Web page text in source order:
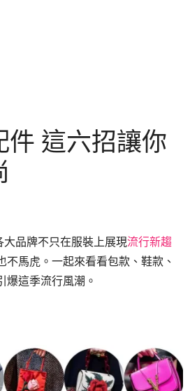
件 這六招讓你
品牌不只在服裝上展現流行新趨
不馬虎。一起來看看包款、鞋款、
爆這季流行風潮。